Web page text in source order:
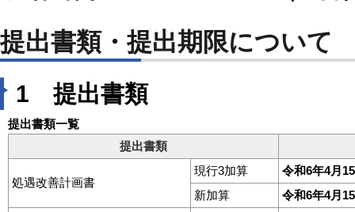
提出書類・提出期限について
1 提出書類
提出書類一覧
提出書類
処遇改善計画書
現行3加算
令和6年4月
新加算
令和6年4月